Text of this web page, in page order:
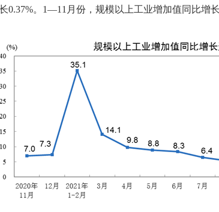
。1—11月份，规模以上工业增加值同比增长